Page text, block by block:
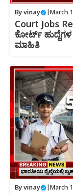
Byvinay March
Court Jobs
ಕೋರ್ಟ್
ಮಾಹಿತಿ
Byvinay March